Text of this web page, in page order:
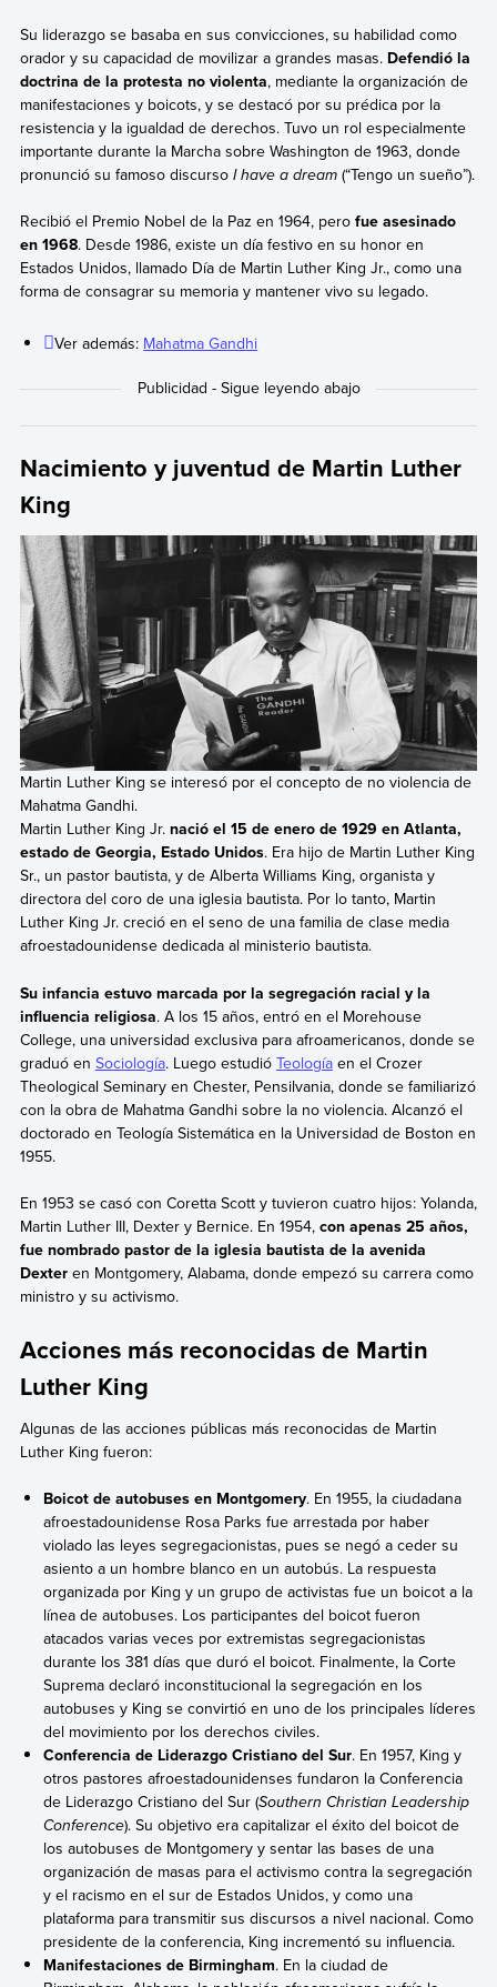
Su liderazgo se basaba en sus convicciones, su habilidad como
orador y su capacidad de movilizar a grandes masas. Defendió la
doctrina de la protesta no violenta, mediante la organización de
manifestaciones y boicots, y se destacó por su prédica por la
resistencia y la igualdad de derechos. Tuvo un rol especialmente
importante durante la Marcha sobre Washington de 1963, donde
pronunció su famoso discurso I have a dream(“Tengo un sueño”).
Recibió el Premio Nobel de la Paz en 1964, pero fue asesinado
en 1968. Desde 1986, existe un día festivo en su honor en
Estados Unidos, llamado Día de Martin Luther King Jr., como una
forma de consagrar su memoria y mantener vivo su legado.
Ver además: Mahatma Gandhi
Nacimiento y juventud de Martin Luther
King
Martin Luther King se interesó por el concepto de no violencia de
Mahatma Gandhi.
Martin Luther King Jr. nació el 15 de enero de 1929 en Atlanta,
estado de Georgia, Estado Unidos. Era hijo de Martin Luther King
Sr., un pastor bautista, y de Alberta Williams King, organista y
directora del coro de una iglesia bautista. Por lo tanto, Martin
Luther King Jr. creció en el seno de una familia de clase media
afroestadounidense dedicada al ministerio bautista.
Su infancia estuvo marcada por la segregación racial y la
influencia religiosa. A los 15 años, entró en el Morehouse
College, una universidad exclusiva para afroamericanos, donde se
graduó en Sociología. Luego estudió Teologíaen el Crozer
Theological Seminary en Chester, Pensilvania, donde se familiarizó
con la obra de Mahatma Gandhi sobre la no violencia. Alcanzó el
doctorado en Teología Sistemática en la Universidad de Boston en
1955.
En 1953 se casó con Coretta Scott y tuvieron cuatro hijos: Yolanda,
Martin Luther III, Dexter y Bernice. En 1954, con apenas 25 años,
fue nombrado pastor de la iglesia bautista de la avenida
Dexteren Montgomery, Alabama, donde empezó su carrera como
ministro y su activismo.
Acciones más reconocidas de Martin
Luther King
Algunas de las acciones públicas más reconocidas de Martin
Luther King fueron:
Boicot de autobuses en Montgomery. En 1955, la ciudadana
afroestadounidense Rosa Parks fue arrestada por haber
violado las leyes segregacionistas, pues se negó a ceder su
asiento a un hombre blanco en un autobús. La respuesta
organizada por King y un grupo de activistas fue un boicot a la
línea de autobuses. Los participantes del boicot fueron
atacados varias veces por extremistas segregacionistas
durante los 381 días que duró el boicot. Finalmente, la Corte
Suprema declaró inconstitucional la segregación en los
autobuses y King se convirtió en uno de los principales líderes
del movimiento por los derechos civiles.
Conferencia de Liderazgo Cristiano del Sur. En 1957, King y
otros pastores afroestadounidenses fundaron la Conferencia
de Liderazgo Cristiano del Sur (Southern Christian Leadership
Conference). Su objetivo era capitalizar el éxito del boicot de
los autobuses de Montgomery y sentar las bases de una
organización de masas para el activismo contra la segregación
y el racismo en el sur de Estados Unidos, y como una
plataforma para transmitir sus discursos a nivel nacional. Como
presidente de la conferencia, King incrementó su influencia.
Manifestaciones de Birmingham. En la ciudad de